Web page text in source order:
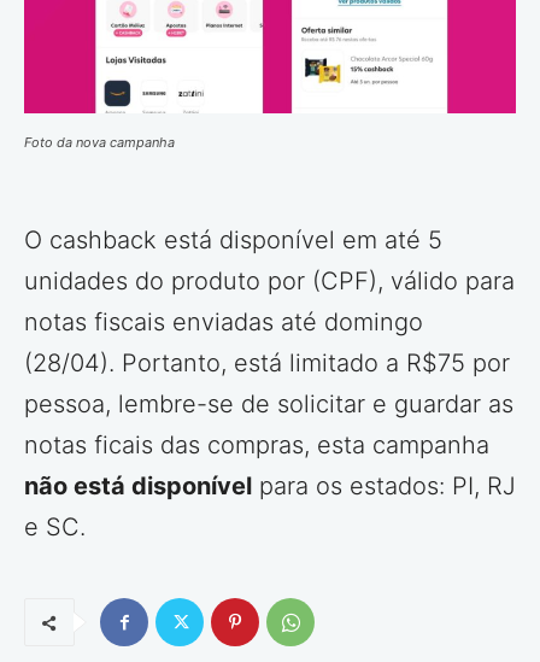
Foto da nova campanha
O cashback está disponível em até 5
unidades do produto por (CPF), válido para
notas fiscais enviadas até domingo
(28/04). Portanto, está limitado a R$75 por
pessoa, lembre-se de solicitar e guardar as
notas ficais das compras, esta campanha
não está disponível para os estados: PI, RJ
e SC.